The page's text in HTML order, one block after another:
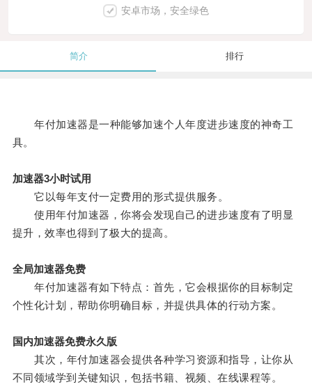
安卓市场，安全绿色
简介 排行
年付加速器是一种能够加速个人年度进步速度的神奇工
具。
加速器3小时试用
它以每年支付一定费用的形式提供服务。
使用年付加速器，你将会发现自己的进步速度有了明显
提升，效率也得到了极大的提高。
全局加速器免费
年付加速器有如下特点：首先，它会根据你的目标制定
个性化计划，帮助你明确目标，并提供具体的行动方案。
国内加速器免费永久版
其次，年付加速器会提供各种学习资源和指导，让你从
不同领域学到关键知识，包括书籍、视频、在线课程等。